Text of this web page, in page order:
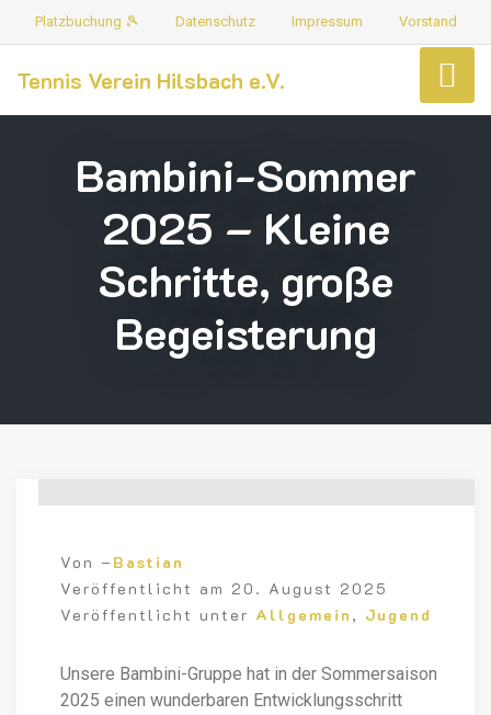
Platzbuchung 🎾 Datenschutz Impressum Vorstand
Tennis Verein Hilsbach e.V.
Bambini-Sommer
2025 – Kleine
Schritte, große
Begeisterung
Von – Bastian
Veröffentlicht am 20. August 2025
Veröffentlicht unter Allgemein , Jugend
Unsere Bambini-Gruppe hat in der Sommersaison
2025 einen wunderbaren Entwicklungsschritt